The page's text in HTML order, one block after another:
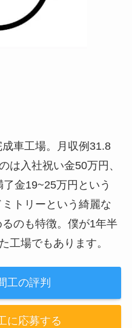
車工場。月収例31.8
は入社祝い金50万円、
金19~25万円という
トリーという綺麗な
のも特徴。僕が1年半
工場でもあります。
工の評判
に応募する